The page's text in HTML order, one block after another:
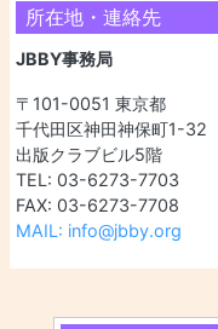
所在地・連絡先
JBBY事務局
〒101-0051 東京都
千代田区神田神保町1-32
出版クラブビル5階
TEL: 03-6273-7703
FAX: 03-6273-7708
MAIL: info@jbby.org